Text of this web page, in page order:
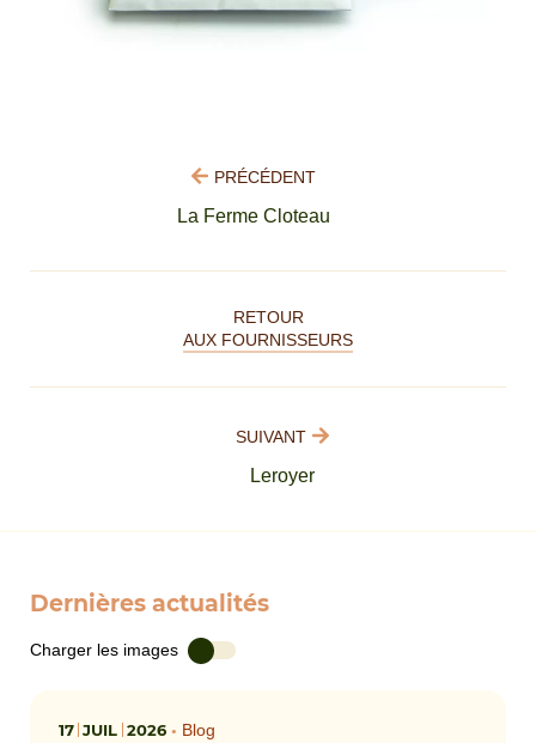
PRÉCÉDENT
La Ferme Cloteau
RETOUR
AUX FOURNISSEURS
SUIVANT
Leroyer
Dernières actualités
Charger les images
17 JUIL 2026• Blog